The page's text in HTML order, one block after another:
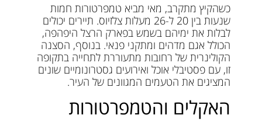
כשהקיץ מתקרב, מאי מביא טמפרטורות חמות
שנעות בין 20 ל-26 מעלות צלזיוס. תיירים יכולים
לבלות את ימיהם בשמש בפארק הרצל היפהפה,
הכולל אגם מדהים ומתקני פנאי. בנוסף, הסצנה
הקולינרית של רחובות מתעוררת לתחייה בתקופה
זו, עם פסטיבלי אוכל ואירועים גסטרונומיים שונים
המציגים את הטעמים המגוונים של העיר.
האקלים והטמפרטורות